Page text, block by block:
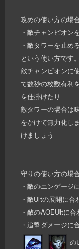
攻めの使い方の場
・敵チャンピオン
・敵タワーを止め
という使い方です。
敵チャンピオンに
て数秒の枚数有利
を仕掛けたり
敵タワーの場合は
をかけて無力化し
けましょう
守りの使い方の場
・敵のエンゲージ
・敵Ultの展開に合
・敵のAOEUltに
・追撃ダメージに
の